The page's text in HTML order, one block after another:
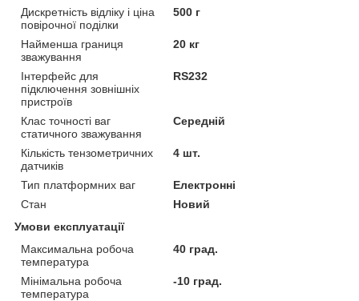
Дискретність відліку і ціна
повірочної поділки
500 г
Найменша границя
зважування
20 кг
Інтерфейс для
підключення зовнішніх
пристроїв
RS232
Клас точності ваг
статичного зважування
Середній
Кількість тензометричних
датчиків
4 шт.
Тип платформних ваг
Електронні
Стан
Новий
Умови експлуатації
Максимальна робоча
температура
40 град.
Мінімальна робоча
температура
-10 град.